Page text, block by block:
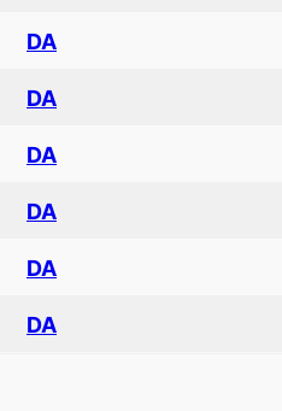
DA
DA
DA
DA
DA
DA